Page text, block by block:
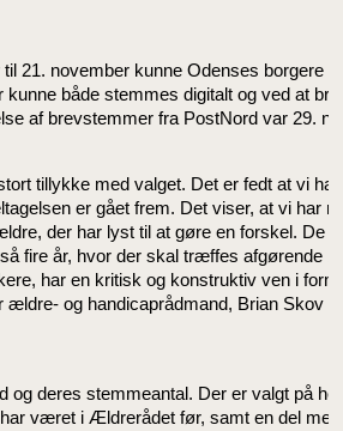
21. november kunne Odenses borgere
både stemmes digitalt og ved at
af brevstemmer fra PostNord var 29.
tillykke med valget. Det er fedt at vi har
er gået frem. Det viser, at vi har
der har lyst til at gøre en forskel. De
fire år, hvor der skal træffes afgørende
har en kritisk og konstruktiv ven i
ældre- og handicaprådmand, Brian Skov
og deres stemmeantal. Der er valgt på
været i Ældrerådet før, samt en del